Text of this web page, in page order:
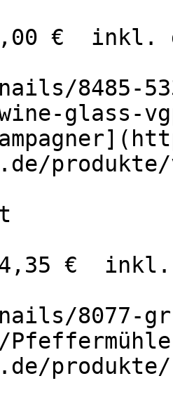
€
8485-
wine-
produkte/
€
8077-